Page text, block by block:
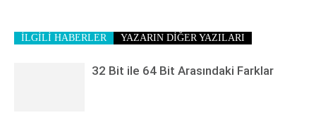
İLGİLİ HABERLER YAZARIN DİĞER YAZILARI
32 Bit ile 64 Bit Arasındaki Farklar